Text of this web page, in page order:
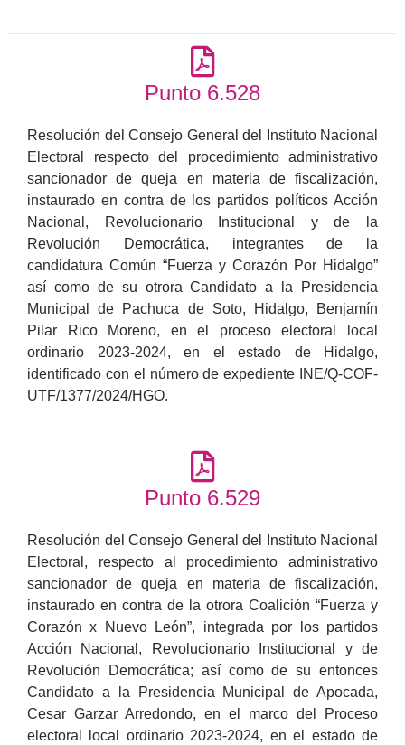
Punto 6.528
Resolución del Consejo General del Instituto Nacional
Electoral respecto del procedimiento administrativo
sancionador de queja en materia de fiscalización,
instaurado en contra de los partidos políticos Acción
Nacional, Revolucionario Institucional y de la
Revolución Democrática, integrantes de la
candidatura Común “Fuerza y Corazón Por Hidalgo”
así como de su otrora Candidato a la Presidencia
Municipal de Pachuca de Soto, Hidalgo, Benjamín
Pilar Rico Moreno, en el proceso electoral local
ordinario 2023-2024, en el estado de Hidalgo,
identificado con el número de expediente INE/Q-COF-
UTF/1377/2024/HGO.
Punto 6.529
Resolución del Consejo General del Instituto Nacional
Electoral, respecto al procedimiento administrativo
sancionador de queja en materia de fiscalización,
instaurado en contra de la otrora Coalición “Fuerza y
Corazón x Nuevo León”, integrada por los partidos
Acción Nacional, Revolucionario Institucional y de
Revolución Democrática; así como de su entonces
Candidato a la Presidencia Municipal de Apocada,
Cesar Garzar Arredondo, en el marco del Proceso
electoral local ordinario 2023-2024, en el estado de